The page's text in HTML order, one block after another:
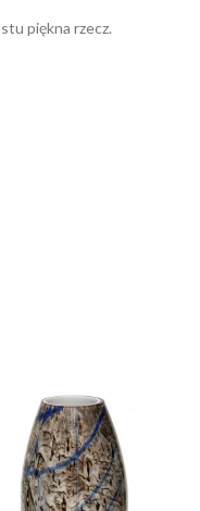
piękna rzecz.